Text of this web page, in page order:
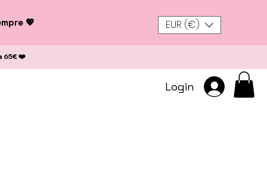
💖 EUR (€)
65€ ❤️
Login